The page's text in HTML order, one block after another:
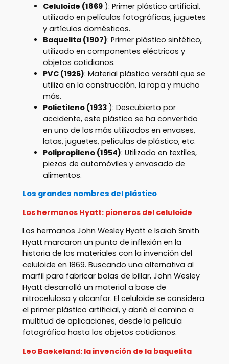
Celuloide (1869): Primer plástico artificial,
utilizado en películas fotográficas, juguetes
y artículos domésticos.
Baquelita (1907): Primer plástico sintético,
utilizado en componentes eléctricos y
objetos cotidianos.
PVC (1926): Material plástico versátil que se
utiliza en la construcción, la ropa y mucho
más.
Polietileno (1933): Descubierto por
accidente, este plástico se ha convertido
en uno de los más utilizados en envases,
latas, juguetes, películas de plástico, etc.
Polipropileno (1954): Utilizado en textiles,
piezas de automóviles y envasado de
alimentos.
Los grandes nombres del plástico
Los hermanos Hyatt: pioneros del celuloide
Los hermanos John Wesley Hyatt e Isaiah Smith
Hyatt marcaron un punto de inflexión en la
historia de los materiales con la invención del
celuloide en 1869. Buscando una alternativa al
marfil para fabricar bolas de billar, John Wesley
Hyatt desarrolló un material a base de
nitrocelulosa y alcanfor. El celuloide se considera
el primer plástico artificial, y abrió el camino a
multitud de aplicaciones, desde la película
fotográfica hasta los objetos cotidianos.
Leo Baekeland: la invención de la baquelita